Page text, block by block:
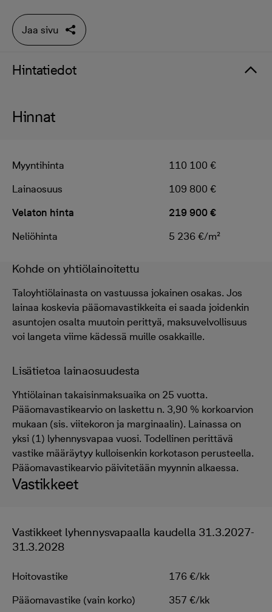
Jaa sivu
Hintatiedot
Hinnat
Myyntihinta
110 100 €
Lainaosuus
109 800 €
Velaton hinta
219 900 €
Neliöhinta
5 236 €/m²
Kohde on yhtiölainoitettu
Taloyhtiölainasta on vastuussa jokainen osakas. Jos
lainaa koskevia pääomavastikkeita ei saada joidenkin
asuntojen osalta muutoin perittyä, maksuvelvollisuus
voi langeta viime kädessä muille osakkaille.
Lisätietoa lainaosuudesta
Yhtiölainan takaisinmaksuaika on 25 vuotta.
Pääomavastikearvio on laskettu n. 3,90 % korkoarvion
mukaan (sis. viitekoron ja marginaalin). Lainassa on
yksi (1) lyhennysvapaa vuosi. Todellinen perittävä
vastike määräytyy kulloisenkin korkotason perusteella.
Pääomavastikearvio päivitetään myynnin alkaessa.
Vastikkeet
Vastikkeet lyhennysvapaalla kaudella 31.3.2027-
31.3.2028
Hoitovastike
176 €/kk
Pääomavastike (vain korko)
357 €/kk